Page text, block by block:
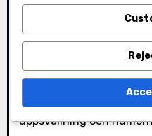
t
o
n
Clara Voss är en
författare som är
att navigera
holistisk hälsa
uppsvällning och